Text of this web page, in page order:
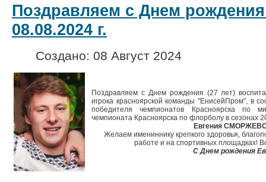
Поздравляем с Днем
08.08.2024 г.
Создано: 08 Август 2024
Поздравляем с Днем рождения (27 лет)
игрока красноярской команды "ЕнисейПром", в
победителя чемпионатов Красноярска по
чемпионата Красноярска по флорболу в сезонах
Евгения
Желаем имениннику крепкого здоровья,
работе и на спортивных площадках!
С Днем рождения